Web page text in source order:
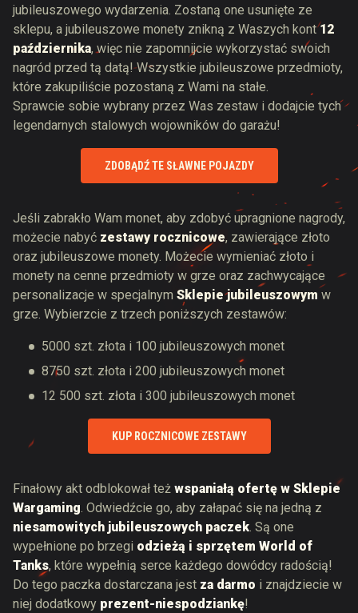
jubileuszowego wydarzenia. Zostaną one usunięte ze
sklepu, a jubileuszowe monety znikną z Waszych kont12
października, więc nie zapomnijcie wykorzystać swoich
nagród przed tą datą! Wszystkie jubileuszowe przedmioty,
które zakupiliście pozostaną z Wami na stałe.
Sprawcie sobie wybrany przez Was zestaw i dodajcie tych
legendarnych stalowych wojowników do garażu!
ZDOBĄDŹ TE SŁAWNE POJAZDY
Jeśli zabrakło Wam monet, aby zdobyć upragnione nagrody,
możecie nabyć zestawy rocznicowe, zawierające złoto
oraz jubileuszowe monety. Możecie wymieniać złoto i
monety na cenne przedmioty w grze oraz zachwycające
personalizacje w specjalnym Sklepie jubileuszowym w
grze. Wybierzcie z trzech poniższych zestawów:
5000 szt. złota i 100 jubileuszowych monet
8750 szt. złota i 200 jubileuszowych monet
12 500 szt. złota i 300 jubileuszowych monet
KUP ROCZNICOWE ZESTAWY
Finałowy akt odblokował też wspaniałą ofertę w Sklepie
Wargaming. Odwiedźcie go, aby załapać się na jedną z
niesamowitych jubileuszowych paczek. Są one
wypełnione po brzegi odzieżą i sprzętem World of
Tanks, które wypełnią serce każdego dowódcy radością!
Do tego paczka dostarczana jest za darmo i znajdziecie w
niej dodatkowy prezent-niespodziankę!